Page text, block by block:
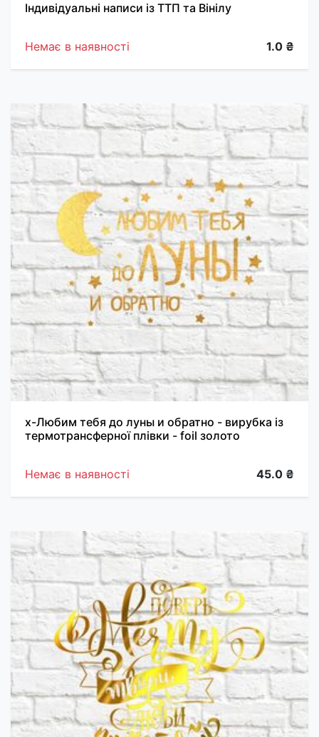
Індивідуальні написи із ТТП та Вінілу
Немає в наявності 1.0 ₴
х-Любим тебя до луны и обратно - вирубка із
термотрансферної плівки - foil золото
Немає в наявності 45.0 ₴